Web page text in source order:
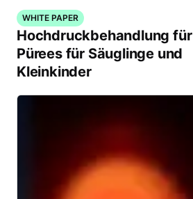
WHITE PAPER
Hochdruckbehandlung für
Pürees für Säuglinge und
Kleinkinder